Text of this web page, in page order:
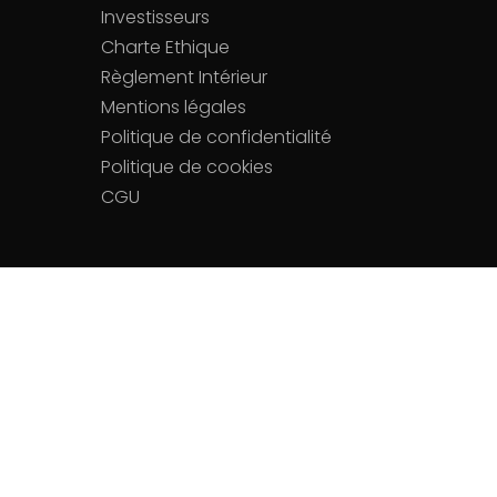
Investisseurs
Charte Ethique
Règlement Intérieur
Mentions légales
Politique de confidentialité
Politique de cookies
CGU